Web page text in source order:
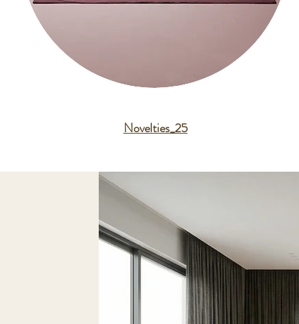
Novelties_25